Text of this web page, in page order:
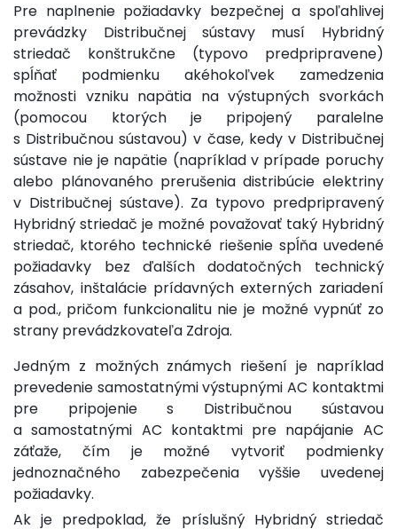
Pre naplnenie požiadavky bezpečnej a spoľahlivej
prevádzky Distribučnej sústavy musí Hybridný
striedač konštrukčne (typovo predpripravene)
spĺňať podmienku akéhokoľvek zamedzenia
možnosti vzniku napätia na výstupných svorkách
(pomocou ktorých je pripojený paralelne
s Distribučnou sústavou) v čase, kedy v Distribučnej
sústave nie je napätie (napríklad v prípade poruchy
alebo plánovaného prerušenia distribúcie elektriny
v Distribučnej sústave). Za typovo predpripravený
Hybridný striedač je možné považovať taký Hybridný
striedač, ktorého technické riešenie spĺňa uvedené
požiadavky bez ďalších dodatočných technický
zásahov, inštalácie prídavných externých zariadení
a pod., pričom funkcionalitu nie je možné vypnúť zo
strany prevádzkovateľa Zdroja.
Jedným z možných známych riešení je napríklad
prevedenie samostatnými výstupnými AC kontaktmi
pre pripojenie s Distribučnou sústavou
a samostatnými AC kontaktmi pre napájanie AC
záťaže, čím je možné vytvoriť podmienky
jednoznačného zabezpečenia vyššie uvedenej
požiadavky.
Ak je predpoklad, že príslušný Hybridný striedač